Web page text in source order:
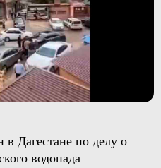
Дагестане по делу о
водопада